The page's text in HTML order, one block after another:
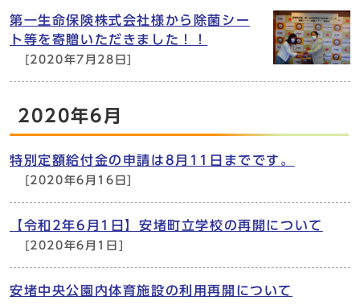
第一生命保険株式会社様から除菌シー
ト等を寄贈いただきました！！
[2020年7月28日]
2020年6月
特別定額給付金の申請は8月11日までです。
[2020年6月16日]
【令和2年6月1日】安堵町立学校の再開について
[2020年6月1日]
安堵中央公園内体育施設の利用再開について